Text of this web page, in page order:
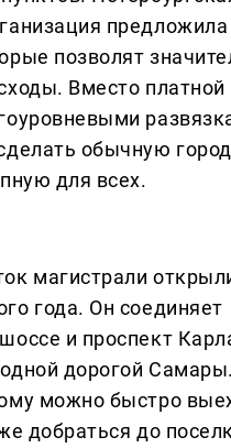
предложила
позволят
Вместо платной
обычную
для всех.
магистрали
года. Он соединяет
и проспект
дорогой Самары.
можно быстро
добраться до